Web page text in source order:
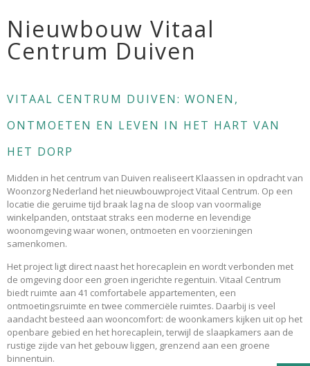
Nieuwbouw Vitaal
Centrum Duiven
VITAAL CENTRUM DUIVEN: WONEN,
ONTMOETEN EN LEVEN IN HET HART VAN
HET DORP
Midden in het centrum van Duiven realiseert Klaassen in opdracht van
Woonzorg Nederland het nieuwbouwproject Vitaal Centrum. Op een
locatie die geruime tijd braak lag na de sloop van voormalige
winkelpanden, ontstaat straks een moderne en levendige
woonomgeving waar wonen, ontmoeten en voorzieningen
samenkomen.
Het project ligt direct naast het horecaplein en wordt verbonden met
de omgeving door een groen ingerichte regentuin. Vitaal Centrum
biedt ruimte aan 41 comfortabele appartementen, een
ontmoetingsruimte en twee commerciële ruimtes. Daarbij is veel
aandacht besteed aan wooncomfort: de woonkamers kijken uit op het
openbare gebied en het horecaplein, terwijl de slaapkamers aan de
rustige zijde van het gebouw liggen, grenzend aan een groene
binnentuin.